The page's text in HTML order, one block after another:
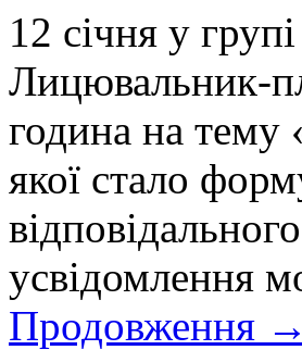
12 січня у
Лицювальник-
година на тему
якої стало
усвідомлення
Продовження →